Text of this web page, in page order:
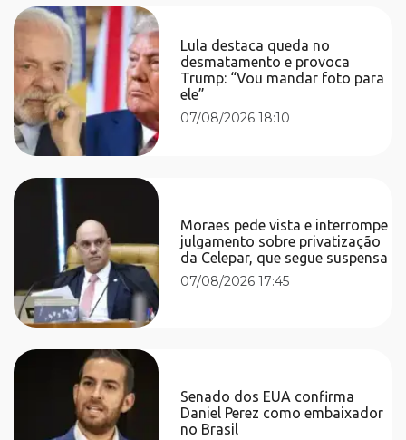
Lula destaca queda no
desmatamento e provoca
Trump: “Vou mandar foto para
ele”
07/08/2026 18:10
Moraes pede vista e interrompe
julgamento sobre privatização
da Celepar, que segue suspensa
07/08/2026 17:45
Senado dos EUA confirma
Daniel Perez como embaixador
no Brasil